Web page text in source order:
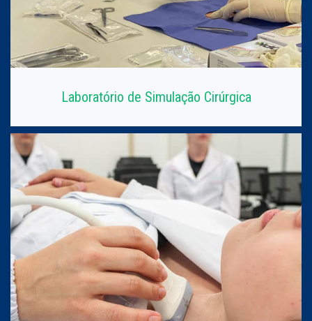
Laboratório de Simulação Cirúrgica